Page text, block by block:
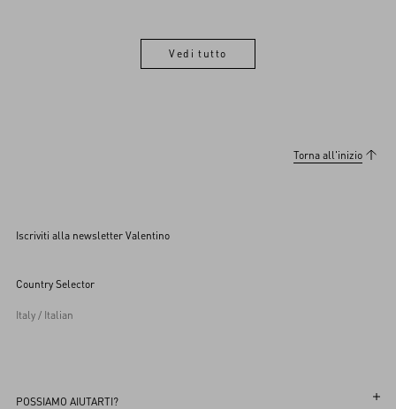
Vedi tutto
Torna all'inizio
Iscriviti alla newsletter Valentino
Country Selector
Italy / Italian
POSSIAMO AIUTARTI?